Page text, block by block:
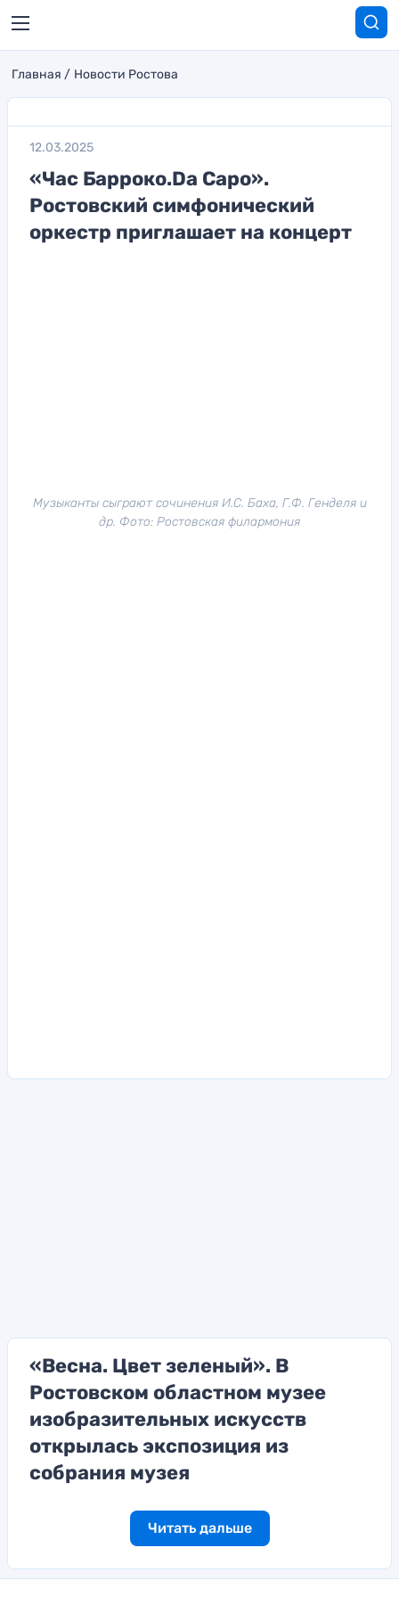
Главная Новости Ростова
12.03.2025
«Час Барроко.Da Capo».
Ростовский симфонический
оркестр приглашает на концерт
Музыканты сыграют сочинения И.С. Баха, Г.Ф. Генделя и
др. Фото: Ростовская филармония
«Весна. Цвет зеленый». В
Ростовском областном музее
изобразительных искусств
открылась экспозиция из
собрания музея
Читать дальше